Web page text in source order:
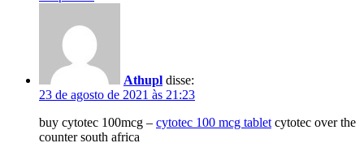
Athupl disse:
23 de agosto de 2021 às 21:23
buy cytotec 100mcg – cytotec 100 mcg tablet cytotec over the
counter south africa